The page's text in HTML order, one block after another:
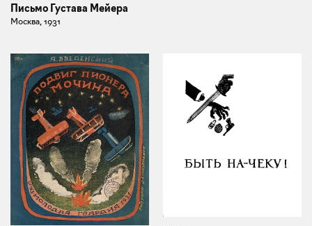
Письмо Густава Мейера
Москва, 1931